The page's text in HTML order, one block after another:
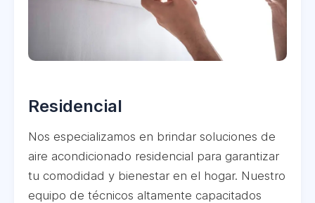
Residencial
Nos especializamos en brindar soluciones de
aire acondicionado residencial para garantizar
tu comodidad y bienestar en el hogar. Nuestro
equipo de técnicos altamente capacitados